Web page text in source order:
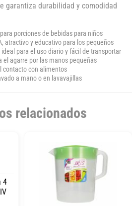
garantiza durabilidad y comodidad
porciones de bebidas para niños
atractivo y educativo para los pequeños
para el uso diario y fácil de transportar
el agarre por las manos pequeñas
contacto con alimentos
a mano o en lavavajillas
relacionados
4